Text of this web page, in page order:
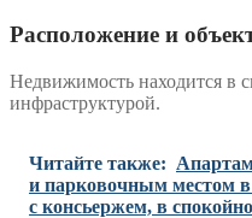
Расположение и
Недвижимость находится в
инфраструктурой.
Читайте также:
и парковочным местом
с консьержем, в